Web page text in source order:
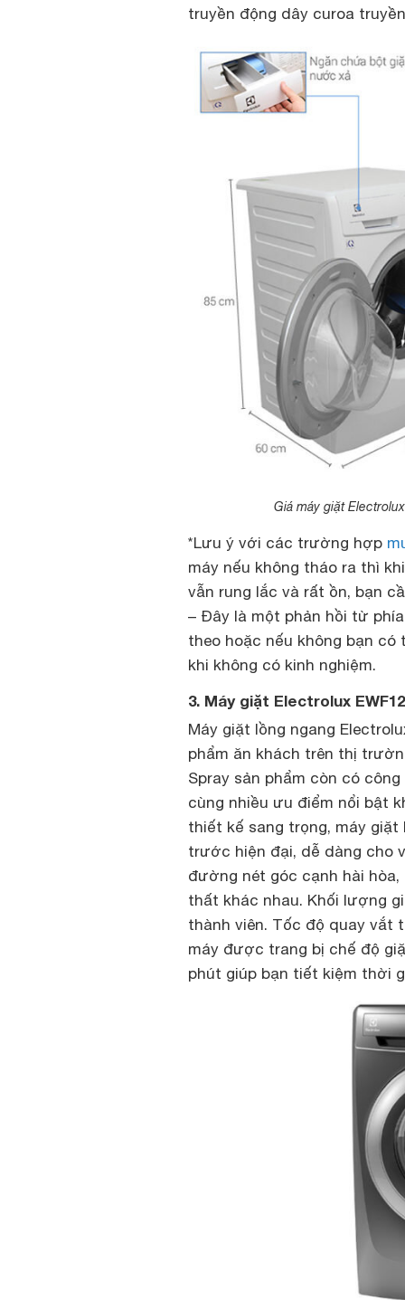
truyền động dây curoa
Giá máy giặt
*Lưu ý với các trường hợp
máy nếu không tháo ra thì
vẫn rung lắc và rất ồn, bạn
– Đây là một phản hồi từ
theo hoặc nếu không bạn
khi không có kinh nghiệm.
3. Máy giặt Electrolux
Máy giặt lồng ngang
phẩm ăn khách trên thị
Spray sản phẩm còn có
cùng nhiều ưu điểm nổi bật
thiết kế sang trọng, máy giặt
trước hiện đại, dễ dàng cho
đường nét góc cạnh hài
thất khác nhau. Khối lượng
thành viên. Tốc độ quay vắt
máy được trang bị chế độ
phút giúp bạn tiết kiệm thời